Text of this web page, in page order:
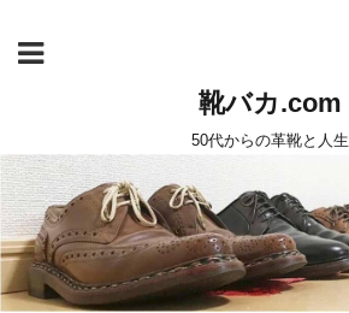
靴バカ.com
50代からの革靴と人生